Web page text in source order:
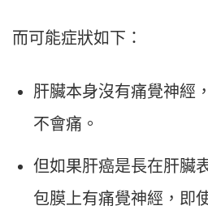
而可能症狀如下：
肝臟本身沒有痛覺神經
不會痛。
但如果肝癌是長在肝臟
包膜上有痛覺神經，即